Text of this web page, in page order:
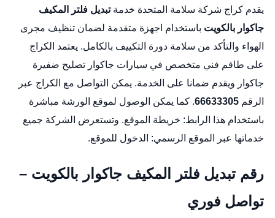
يقدم كراج شركة سلامة المتحدة خدمةتبديل فلتر المكيف
جاكوار بالكويت باستخدام اجهزة متقدمة لضمان تنظيف مجرى
الهواء والتأكد من سلامة دورة التكييف بالكامل. يعتمد الكراج
على طاقم فني متخصص في سيارات جاكوار تصليح ضفيرة
جاكوار ويقدم ضمانا على الخدمة. يمكن التواصل مع الكراج عبر
الرقم 66633305. كما يمكن الوصول لموقع الورشة مباشرة
باستخدام هذا الرابط: خريطة الموقع. وتستعرض الشركة جميع
خدماتها عبر الموقع الرسمي: الدخول للموقع.
رقم تبديل فلتر المكيف جاكوار بالكويت –
تواصل فوري